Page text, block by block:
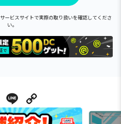
ービスサイトで実際の取り扱いを確認してくださ
い。
X Line